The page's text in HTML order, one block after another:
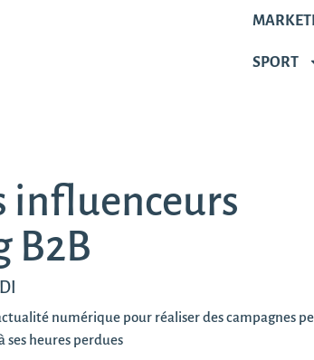
SPORT
influenceurs
B2B
numérique pour réaliser des campagnes
ses heures perdues